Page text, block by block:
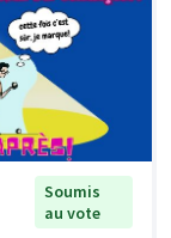
Soumis
au vote